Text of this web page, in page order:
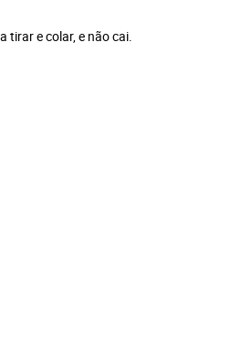
e colar, e não cai.